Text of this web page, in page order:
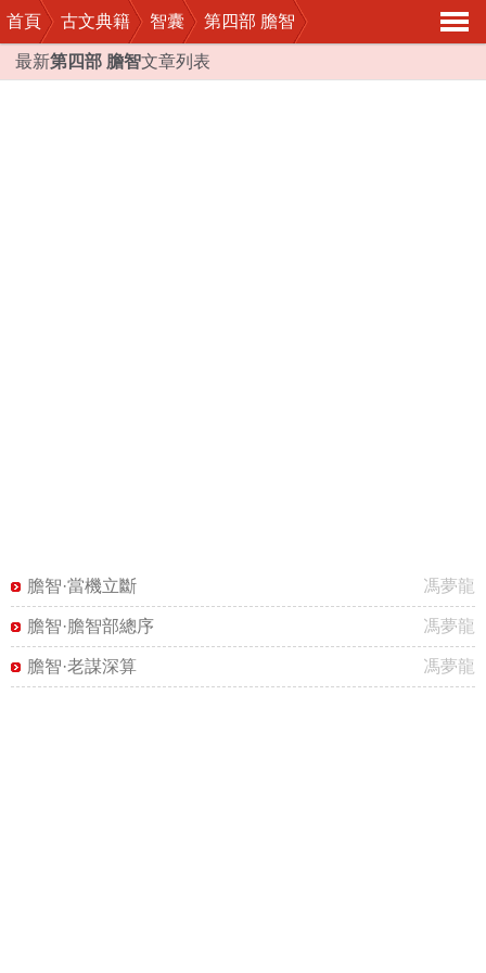
首頁 古文典籍 智囊
第四部 膽智
導
最新第四部 膽智文章列表
馮夢龍
膽智·當機立斷
馮夢龍
膽智·膽智部總序
馮夢龍
膽智·老謀深算